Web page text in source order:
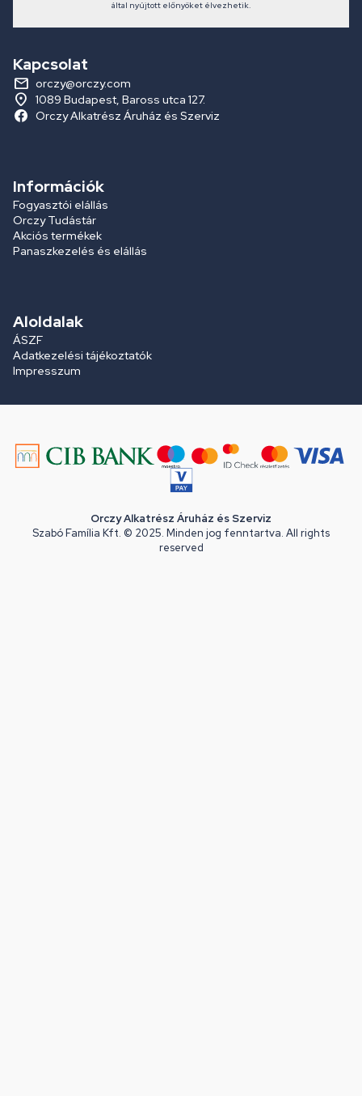
által nyújtott előnyöket élvezhetik.
Kapcsolat
orczy@orczy.com
1089 Budapest, Baross utca 127.
Orczy Alkatrész Áruház és Szerviz
Információk
Fogyasztói elállás
Orczy Tudástár
Akciós termékek
Panaszkezelés és elállás
Aloldalak
ÁSZF
Adatkezelési tájékoztatók
Impresszum
Orczy Alkatrész Áruház és Szerviz
Szabó Família Kft. © 2025. Minden jog fenntartva. All rights
reserved